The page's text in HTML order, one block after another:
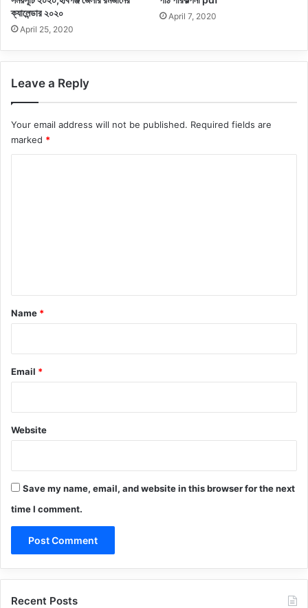
ক্যালেন্ডার ২০২০
April 25, 2020
April 7, 2020
Leave a Reply
Your email address will not be published. Required fields are
marked *
*
Name *
Email *
Website
Save my name, email, and website in this browser for the next
time I comment.
Recent Posts